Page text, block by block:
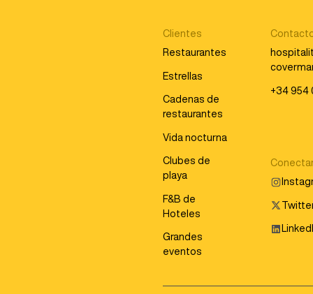
Clientes
Restaurantes
Estrellas
Cadenas de
restaurantes
Vida nocturna
Clubes de
playa
F&B de
Hoteles
Grandes
eventos
+34 954